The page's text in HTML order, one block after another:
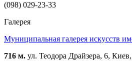
(098) 029-23-33
Галерея
Муниципальная галерея искусств
716 м. ул. Теодора Драйзера, 6,